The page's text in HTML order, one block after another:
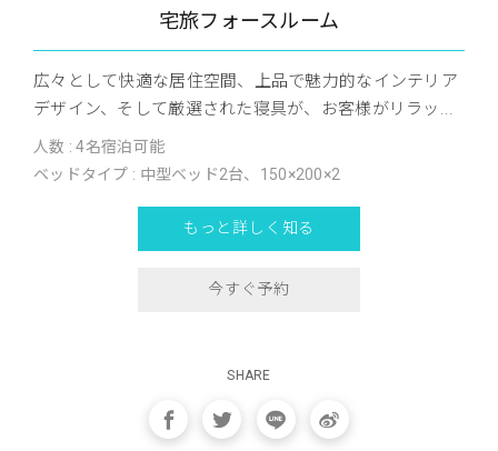
宅旅フォースルーム
広々として快適な居住空間、上品で魅力的なインテリア
デザイン、そして厳選された寝具が、お客様がリラッ...
人数 : 4名宿泊可能
ベッドタイプ : 中型ベッド2台、150×200×2
もっと詳しく知る
今すぐ予約
SHARE